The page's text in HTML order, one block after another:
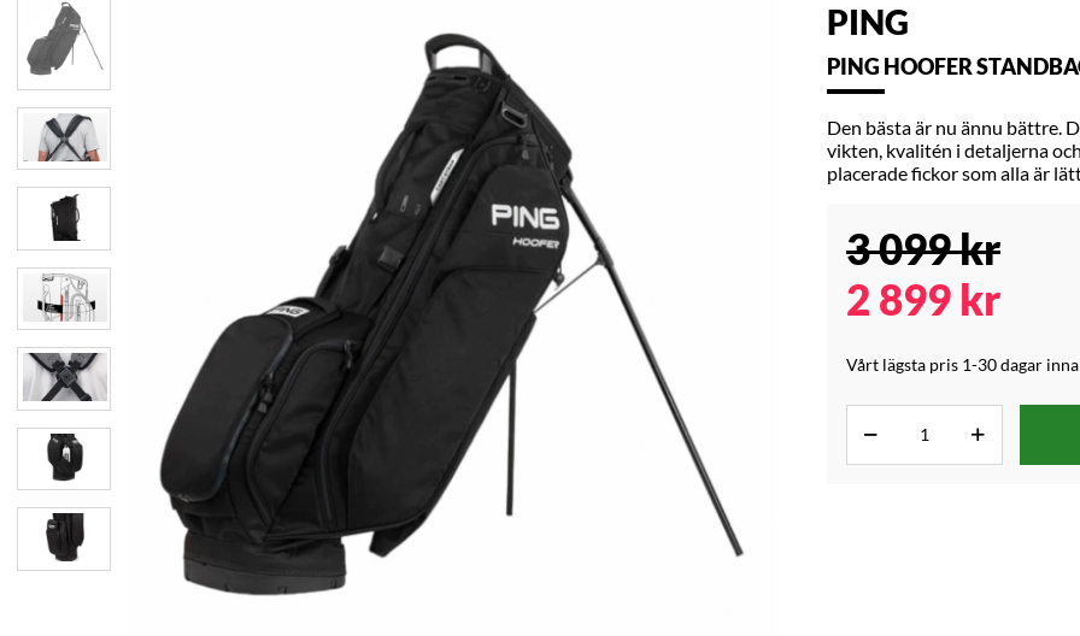
PING
PING HOOFER
Den bästa är nu ännu bättre.
vikten, kvalitén i detaljerna
placerade fickor som alla är
3 099kr
2 899 kr
Vårt lägsta pris 1-30 dagar